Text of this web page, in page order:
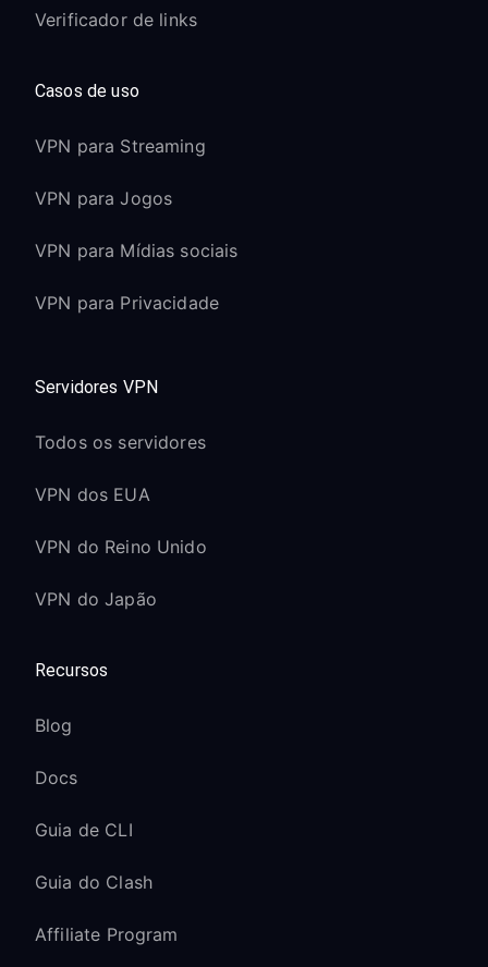
Verificador de links
Casos de uso
VPN para Streaming
VPN para Jogos
VPN para Mídias sociais
VPN para Privacidade
Servidores VPN
Todos os servidores
VPN dos EUA
VPN do Reino Unido
VPN do Japão
Recursos
Blog
Docs
Guia de CLI
Guia do Clash
Affiliate Program